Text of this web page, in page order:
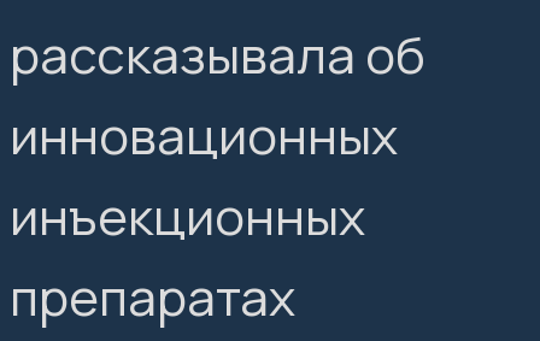
рассказывала об
инновационных
инъекционных
препаратах